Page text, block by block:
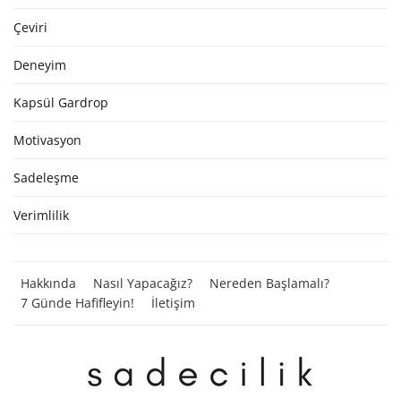
Çeviri
Deneyim
Kapsül Gardrop
Motivasyon
Sadeleşme
Verimlilik
Hakkında Nasıl Yapacağız?
Nereden Başlamalı?
7 Günde Hafifleyin!
İletişim